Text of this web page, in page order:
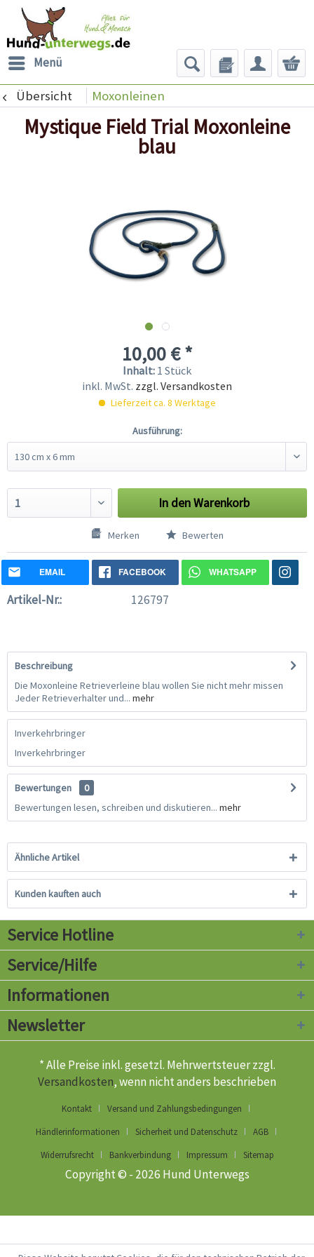
Menü
Übersicht Moxonleinen
Mystique Field Trial Moxonleine
blau
10,00 € *
Inhalt: 1 Stück
inkl. MwSt. zzgl. Versandkosten
Lieferzeit ca. 8 Werktage
Ausführung:
In denWarenkorb
Merken Bewerten
EMAIL FACEBOOK WHATSAPP
Artikel-Nr.: 126797
Beschreibung
Die Moxonleine Retrieverleine blau wollen Sie nicht mehr missen
Jeder Retrieverhalter und... mehr
Inverkehrbringer
Inverkehrbringer
Bewertungen
0
Bewertungen lesen, schreiben und diskutieren... mehr
Ähnliche Artikel
Kunden kauften auch
Service Hotline
Service/Hilfe
Informationen
Newsletter
* Alle Preise inkl. gesetzl. Mehrwertsteuer zzgl.
Versandkosten, wenn nicht anders beschrieben
Kontakt
Versand und Zahlungsbedingungen
Händlerinformationen
Sicherheit und Datenschutz
AGB
Widerrufsrecht
Bankverbindung Impressum Sitemap
Copyright © - 2026 Hund Unterwegs